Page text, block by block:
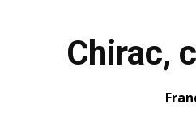
Chirac,